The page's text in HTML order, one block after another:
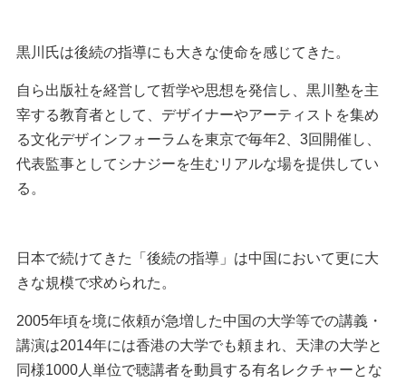
黒川氏は後続の指導にも大きな使命を感じてきた。
自ら出版社を経営して哲学や思想を発信し、黒川塾を主
宰する教育者として、デザイナーやアーティストを集め
る文化デザインフォーラムを東京で毎年2、3回開催し、
代表監事としてシナジーを生むリアルな場を提供してい
る。
日本で続けてきた「後続の指導」は中国において更に大
きな規模で求められた。
2005年頃を境に依頼が急増した中国の大学等での講義・
講演は2014年には香港の大学でも頼まれ、天津の大学と
同様1000人単位で聴講者を動員する有名レクチャーとな